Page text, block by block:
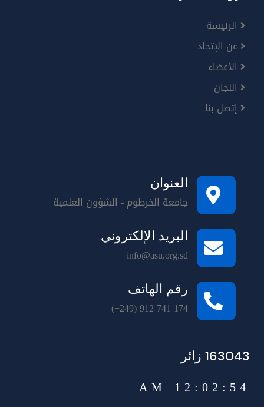
الرئيسة
عن الإتحاد
الأعضاء
اللجان
إتصل بنا
العنوان
جامعة الخرطوم - الشؤون العلمية
البريد الإلكتروني
info@asu.org.sd
رقم الهاتف
(+249) 912 741 174
163043 زائر
12:02:54 AM